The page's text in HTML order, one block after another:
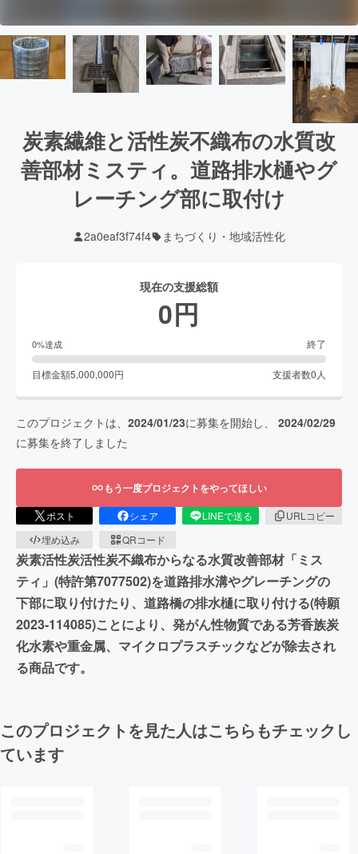
炭素繊維と活性炭不織布の水質改
善部材ミスティ。道路排水樋やグ
レーチング部に取付け
2a0eaf3f74f4 まちづくり・地域活性化
現在の支援総額
0円
0%達成 終了
目標金額5,000,000円 支援者数0 人
このプロジェクトは、 2024/01/23に募集を開始し、 2024/02/29
に募集を終了しました
もう一度プロジェクトをやってほしい
ポスト シェア LINEで送る
URLコピー
埋め込み
QRコード
炭素活性炭活性炭不織布からなる水質改善部材「ミス
ティ」(特許第7077502)を道路排水溝やグレーチングの
下部に取り付けたり、道路橋の排水樋に取り付ける(特願
2023-114085)ことにより、発がん性物質である芳香族炭
化水素や重金属、マイクロプラスチックなどが除去され
る商品です。
このプロジェクトを見た人はこちらもチェックし
ています